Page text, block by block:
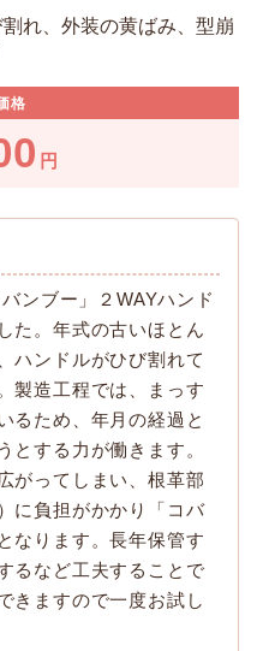
れ、外装の黄ばみ、型崩
格
円
ンブー」２WAYハンド
た。年式の古いほとん
ハンドルがひび割れて
製造工程では、まっす
るため、年月の経過と
とする力が働きます。
がってしまい、根革部
に負担がかかり「コバ
なります。長年保管す
るなど工夫することで
きますので一度お試し